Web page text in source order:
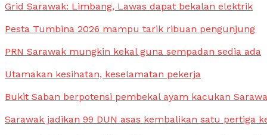
Grid Sarawak: Limbang, Lawas dapat bekalan elektrik
Pesta Tumbina 2026 mampu tarik ribuan pengunjung
PRN Sarawak mungkin kekal guna sempadan sedia ada
Utamakan kesihatan, keselamatan pekerja
Bukit Saban berpotensi pembekal ayam kacukan
Sarawak jadikan 99 DUN asas kembalikan satu pertiga